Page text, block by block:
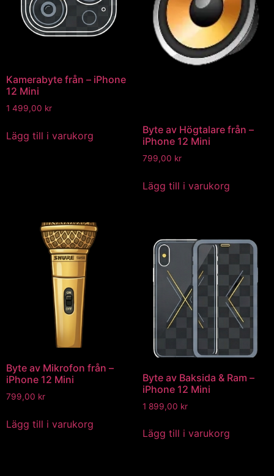
Kamerabyte från – iPhone
12 Mini
1 499,00 kr
Lägg till i varukorg
Byte av Högtalare från –
iPhone 12 Mini
799,00 kr
Lägg till i varukorg
Byte av Mikrofon från –
iPhone 12 Mini
799,00 kr
Lägg till i varukorg
Byte av Baksida & Ram –
iPhone 12 Mini
1 899,00 kr
Lägg till i varukorg